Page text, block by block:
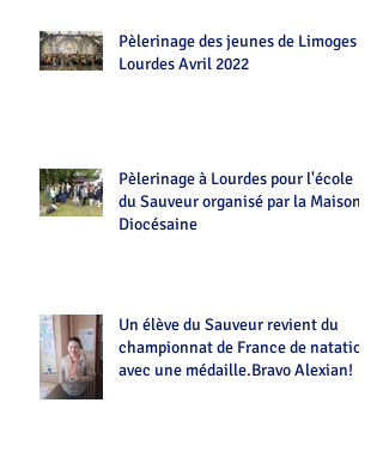
Pèlerinage des jeunes de Limoges
Lourdes Avril 2022
Pèlerinage à Lourdes pour l'école
du Sauveur organisé par la Maison
Diocésaine
Un élève du Sauveur revient du
championnat de France de natation
avec une médaille.Bravo Alexian!